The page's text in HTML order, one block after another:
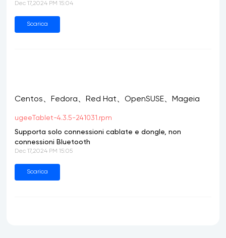
Dec 17,2024 PM 15:04
Scarica
Centos、Fedora、Red Hat、OpenSUSE、Mageia
ugeeTablet-4.3.5-241031.rpm
Supporta solo connessioni cablate e dongle, non
connessioni Bluetooth
Dec 17,2024 PM 15:05
Scarica